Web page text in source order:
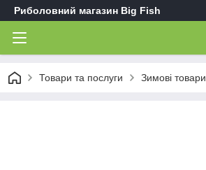
Риболовний магазин Big Fish
Товари та послуги Зимові товари